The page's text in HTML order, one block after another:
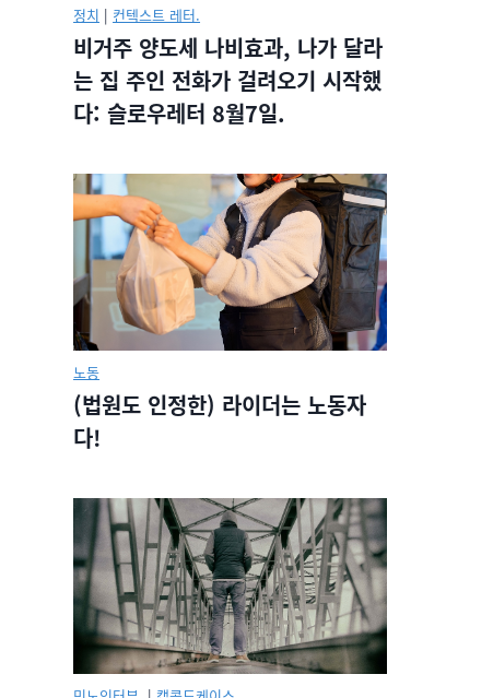
정치 | 컨텍스트 레터.
비거주 양도세 나비효과, 나가 달라
는 집 주인 전화가 걸려오기 시작했
다: 슬로우레터 8월7일.
노동
(법원도 인정한) 라이더는 노동자
다!